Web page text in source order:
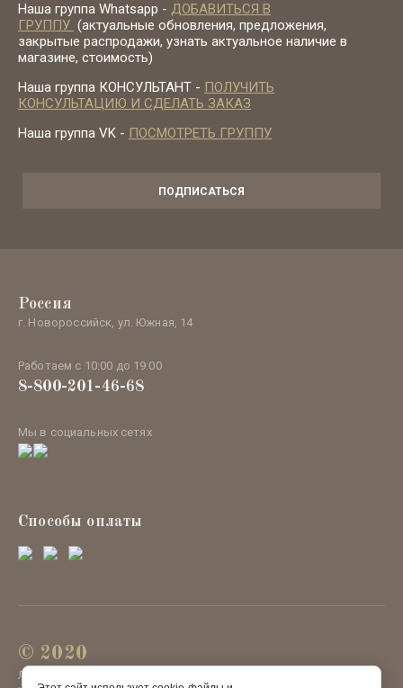
Наша группа Whatsapp - ДОБАВИТЬСЯ В
ГРУППУ (актуальные обновления, предложения,
закрытые распродажи, узнать актуальное наличие в
магазине, стоимость)
Наша группа КОНСУЛЬТАНТ - ПОЛУЧИТЬ
КОНСУЛЬТАЦИЮ И СДЕЛАТЬ ЗАКАЗ
Наша группа VK - ПОСМОТРЕТЬ ГРУППУ
ПОДПИСАТЬСЯ
Россия
г. Новороссийск, ул. Южная, 14
Работаем с 10:00 до 19:00
8-800-201-46-68
Мы в социальных сетях
Способы оплаты
© 2020
ЛЕФЕЯ ОРГАНИК